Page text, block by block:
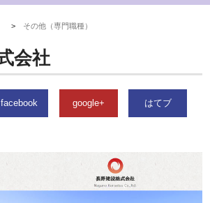
> その他（専門職種）
会社
facebook google+ はてブ